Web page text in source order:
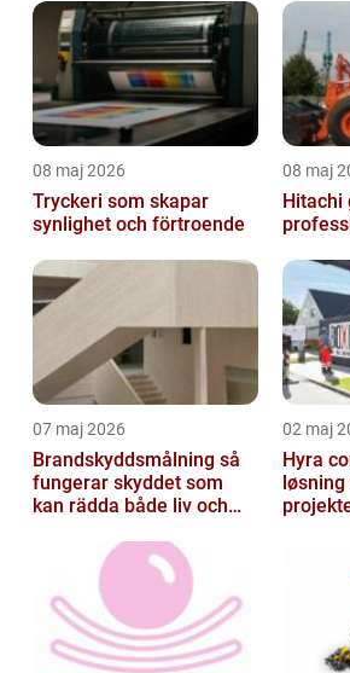
08 maj 2026
Tryckeri som skapar
synlighet och förtroende
08 maj
Hitachi
07 maj 2026
Brandskyddsmålning så
fungerar skyddet som
kan rädda både liv och
02 maj
Hyra